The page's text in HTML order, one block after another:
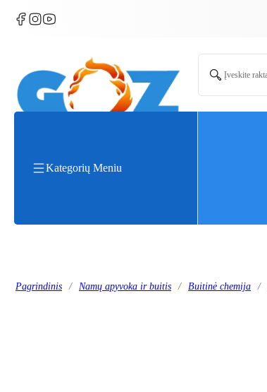
Search ...
Kategorių Meniu
Pagrindinis / Namų apyvoka ir buitis / Buitinė chemija /